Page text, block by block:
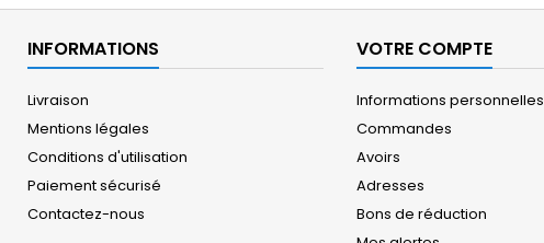
INFORMATIONS
Livraison
Mentions légales
Conditions d'utilisation
Paiement sécurisé
Contactez-nous
VOTRE COMPTE
Informations personnelles
Commandes
Avoirs
Adresses
Bons de réduction